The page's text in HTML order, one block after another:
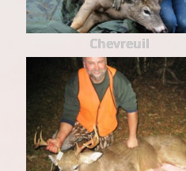
Chevreuil